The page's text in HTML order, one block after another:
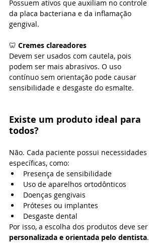
Possuem ativos que auxiliam no controle
da placa bacteriana e da inflamação
gengival.
🦷 Cremes clareadores
Devem ser usados com cautela, pois
podem ser mais abrasivos. O uso
contínuo sem orientação pode causar
sensibilidade e desgaste do esmalte.
Existe um produto ideal para
todos?
Não. Cada paciente possui necessidades
específicas, como:
Presença de sensibilidade
Uso de aparelhos ortodônticos
Doenças gengivais
Próteses ou implantes
Desgaste dental
Por isso, a escolha dos produtos deve ser
personalizada e orientada pelo dentista.